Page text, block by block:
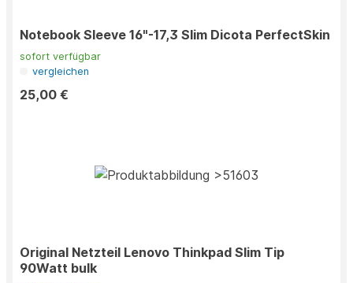
Notebook Sleeve 16"-17,3 Slim Dicota PerfectSkin
sofort verfügbar
vergleichen
25,00 €
Original Netzteil Lenovo Thinkpad Slim Tip
90Watt bulk